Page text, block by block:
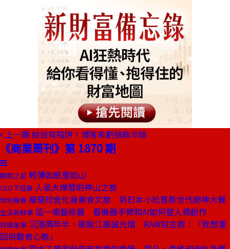
上一期 綜效有陷阱！博客來虧損啟示錄
《商業周刊》第 1870 期
開瓶之前 輕薄如紙重如山
CEO下班後 人品大爆發的神山之旅
特別報導 廢棄校舍化身美食文旅 到日本小松嘗新世代廚神大餐
生活新鮮事 這一場藝術展 看機器手臂和AI如何替人類創作
封面故事 沉潛兩年半、擺脫江振誠光環 RAW前主廚：「我想重
回挑戰者心態」